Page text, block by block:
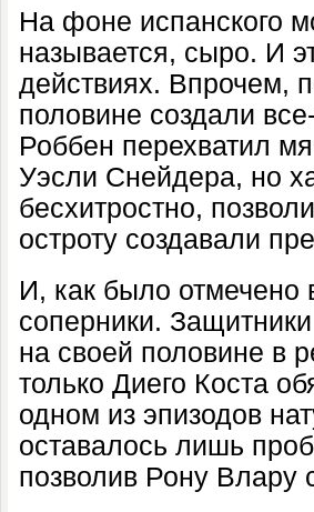
На фоне испанского
называется, сыро. И
действиях. Впрочем,
половине создали
Роббен перехватил
Уэсли Снейдера, но
бесхитростно,
остроту создавали
И, как было
соперники.
на своей половине в
только Диего Коста
одном из эпизодов
оставалось лишь
позволив Рону Влару